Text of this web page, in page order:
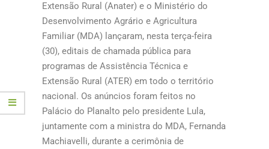
Extensão Rural (Anater) e o Ministério do
Desenvolvimento Agrário e Agricultura
Familiar (MDA) lançaram, nesta terça-feira
(30), editais de chamada pública para
programas de Assistência Técnica e
Extensão Rural (ATER) em todo o território
nacional. Os anúncios foram feitos no
Palácio do Planalto pelo presidente Lula,
juntamente com a ministra do MDA, Fernanda
Machiavelli, durante a cerimônia de